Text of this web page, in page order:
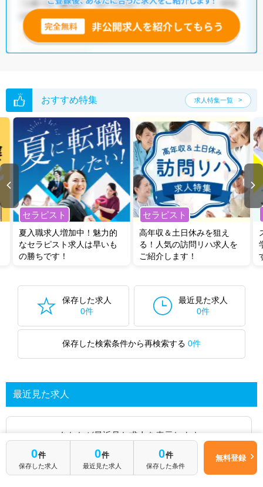
おすすめ特集 求人特集一覧
セラピスト
夏入職求人増加中！魅力的
なセラピスト求人は早いも
の勝ちです！
セラピスト
高年収＆土日休みを狙え
る！人気の訪問リハ求人を
ご紹介します！
保存した求人
0件
最近見た求人
0件
保存した検索条件から再検索する 0件
最近見た求人
あなたが最近見た求人を表示します
求人を探してみる
0件
保存した求人
0件
最近見た求人
0件
保存した条件
無料登録